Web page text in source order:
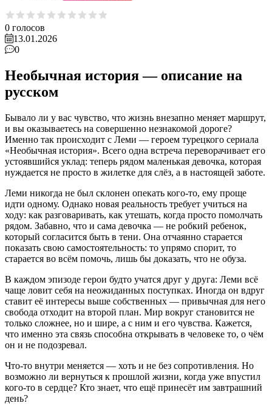
0 голосов
13.01.2026
0
Необычная история — описание на
русском
Бывало ли у вас чувство, что жизнь внезапно меняет маршрут,
и вы оказываетесь на совершенно незнакомой дороге?
Именно так происходит с Леми — героем турецкого сериала
«Необычная история». Всего одна встреча переворачивает его
устоявшийся уклад: теперь рядом маленькая девочка, которая
нуждается не просто в жилетке для слёз, а в настоящей заботе.
Леми никогда не был склонен опекать кого-то, ему проще
идти одному. Однако новая реальность требует учиться на
ходу: как разговаривать, как утешать, когда просто помолчать
рядом. Забавно, что и сама девочка — не робкий ребенок,
который согласится быть в тени. Она отчаянно старается
показать свою самостоятельность: то упрямо спорит, то
старается во всём помочь, лишь бы доказать, что не обуза.
В каждом эпизоде герои будто учатся друг у друга: Леми всё
чаще ловит себя на неожиданных поступках. Иногда он вдруг
ставит её интересы выше собственных — привычная для него
свобода отходит на второй план. Мир вокруг становится не
только сложнее, но и шире, а с ним и его чувства. Кажется,
что именно эта связь способна открывать в человеке то, о чём
он и не подозревал.
Что-то внутри меняется — хоть и не без сопротивления. Но
возможно ли вернуться к прошлой жизни, когда уже впустил
кого-то в сердце? Кто знает, что ещё принесёт им завтрашний
день?